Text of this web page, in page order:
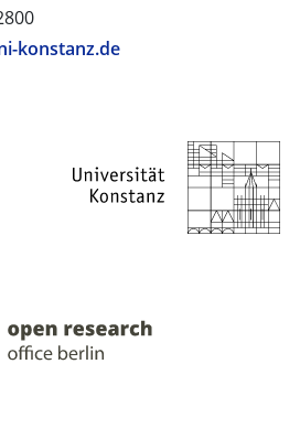
konstanz.de